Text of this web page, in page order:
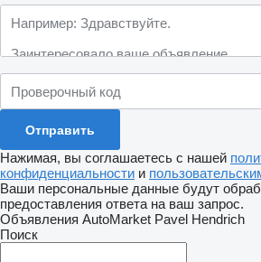
Нажимая, вы соглашаетесь с нашей
конфиденциальности и
Ваши персональные данные будут
предоставления ответа на ваш запрос.
Объявления AutoMarket Pavel Hendrich
Поиск